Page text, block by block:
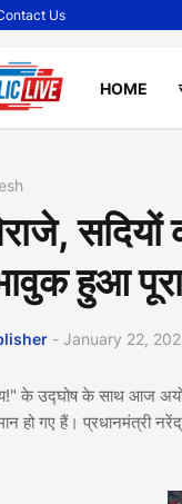
Us
HOME
हुआ
- January 22,
के उद्घोष के साथ आज
हो गए हैं। प्रधानमंत्री